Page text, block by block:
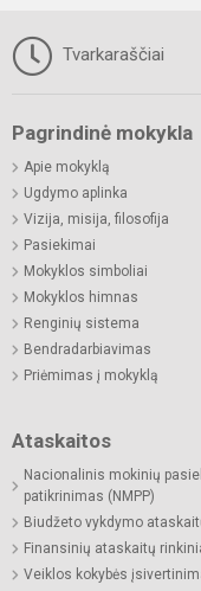
Tvarkaraščiai
Pagrindinė mokykla
Apie mokyklą
Ugdymo aplinka
Vizija, misija, filosofija
Pasiekimai
Mokyklos simboliai
Mokyklos himnas
Renginių sistema
Bendradarbiavimas
Priėmimas į mokyklą
Ataskaitos
Nacionalinis mokinių
patikrinimas (NMPP)
Biudžeto vykdymo
Finansinių ataskaitų
Veiklos kokybės